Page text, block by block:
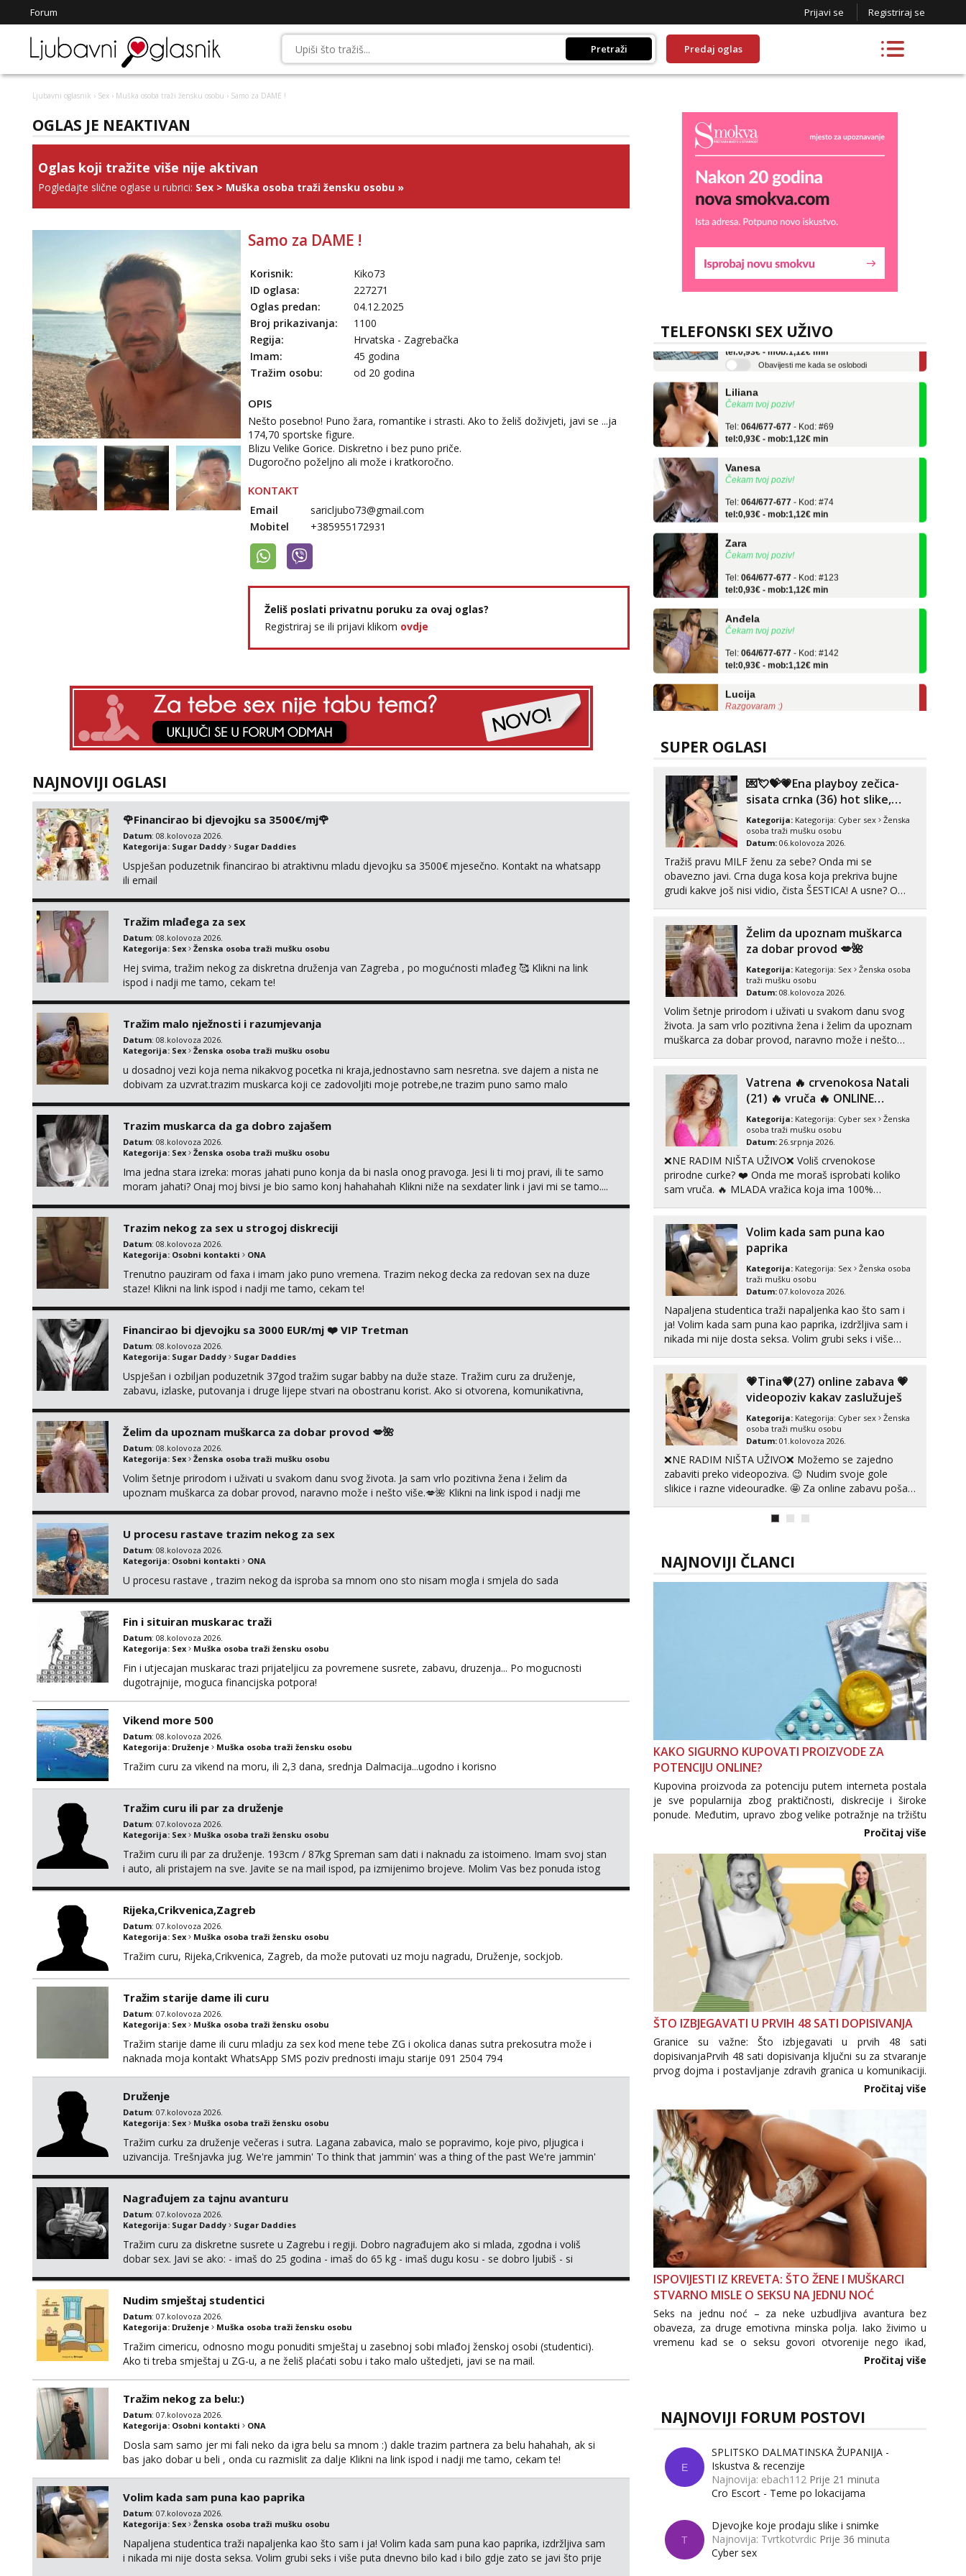
Forum Prijavi se Registriraj se
Pretraži Predaj oglas
Ljubavni oglasnik › Sex › Muška osoba traži žensku osobu › Samo za DAME !
OGLAS JE NEAKTIVAN
Oglas koji tražite više nije aktivan
Pogledajte slične oglase u rubrici: Sex > Muška osoba traži žensku osobu »
Samo za DAME !
Korisnik:
Kiko73
ID oglasa:
227271
Oglas predan:
04.12.2025
Broj prikazivanja:
1100
Regija:
Hrvatska - Zagrebačka
Imam:
45 godina
Tražim osobu:
od 20 godina
OPIS
Nešto posebno! Puno žara, romantike i strasti. Ako to želiš doživjeti, javi se ...ja
174,70 sportske figure.
Blizu Velike Gorice. Diskretno i bez puno priče.
Dugoročno poželjno ali može i kratkoročno.
KONTAKT
Email
saricljubo73@gmail.com
Mobitel
+385955172931
Želiš poslati privatnu poruku za ovaj oglas?
Registriraj se ili prijavi klikom ovdje
NAJNOVIJI OGLASI
🌹Financirao bi djevojku sa 3500€/mj🌹
Datum: 08.kolovoza 2026.
Kategorija: Sugar Daddy Sugar Daddies
Uspješan poduzetnik financirao bi atraktivnu mladu djevojku sa 3500€ mjesečno. Kontakt na whatsapp
ili email
Tražim mlađega za sex
Datum: 08.kolovoza 2026.
Kategorija: Sex Ženska osoba traži mušku osobu
Hej svima, tražim nekog za diskretna druženja van Zagreba , po mogućnosti mlađeg 🥰 Klikni na link
ispod i nadji me tamo, cekam te!
Tražim malo nježnosti i razumjevanja
Datum: 08.kolovoza 2026.
Kategorija: Sex Ženska osoba traži mušku osobu
u dosadnoj vezi koja nema nikakvog pocetka ni kraja,jednostavno sam nesretna. sve dajem a nista ne
dobivam za uzvrat.trazim muskarca koji ce zadovoljiti moje potrebe,ne trazim puno samo malo
Trazim muskarca da ga dobro zajašem
Datum: 08.kolovoza 2026.
Kategorija: Sex Ženska osoba traži mušku osobu
Ima jedna stara izreka: moras jahati puno konja da bi nasla onog pravoga. Jesi li ti moj pravi, ili te samo
moram jahati? Onaj moj bivsi je bio samo konj hahahahah Klikni niže na sexdater link i javi mi se tamo....
Trazim nekog za sex u strogoj diskreciji
Datum: 08.kolovoza 2026.
Kategorija: Osobni kontakti ONA
Trenutno pauziram od faxa i imam jako puno vremena. Trazim nekog decka za redovan sex na duze
staze! Klikni na link ispod i nadji me tamo, cekam te!
Financirao bi djevojku sa 3000 EUR/mj ❤️ VIP Tretman
Datum: 08.kolovoza 2026.
Kategorija: Sugar Daddy Sugar Daddies
Uspješan i ozbiljan poduzetnik 37god tražim sugar babby na duže staze. Tražim curu za druženje,
zabavu, izlaske, putovanja i druge lijepe stvari na obostranu korist. Ako si otvorena, komunikativna,
Želim da upoznam muškarca za dobar provod 💋🌺
Datum: 08.kolovoza 2026.
Kategorija: Sex Ženska osoba traži mušku osobu
Volim šetnje prirodom i uživati u svakom danu svog života. Ja sam vrlo pozitivna žena i želim da
upoznam muškarca za dobar provod, naravno može i nešto više.💋🌺 Klikni na link ispod i nadji me
U procesu rastave trazim nekog za sex
Datum: 08.kolovoza 2026.
Kategorija: Osobni kontakti ONA
U procesu rastave , trazim nekog da isproba sa mnom ono sto nisam mogla i smjela do sada
Fin i situiran muskarac traži
Datum: 08.kolovoza 2026.
Kategorija: Sex Muška osoba traži žensku osobu
Fin i utjecajan muskarac trazi prijateljicu za povremene susrete, zabavu, druzenja... Po mogucnosti
dugotrajnije, moguca financijska potpora!
Vikend more 500
Datum: 08.kolovoza 2026.
Kategorija: Druženje Muška osoba traži žensku osobu
Tražim curu za vikend na moru, ili 2,3 dana, srednja Dalmacija...ugodno i korisno
Tražim curu ili par za druženje
Datum: 07.kolovoza 2026.
Kategorija: Sex Muška osoba traži žensku osobu
Tražim curu ili par za druženje. 193cm / 87kg Spreman sam dati i naknadu za istoimeno. Imam svoj stan
i auto, ali pristajem na sve. Javite se na mail ispod, pa izmijenimo brojeve. Molim Vas bez ponuda istog
Rijeka,Crikvenica,Zagreb
Datum: 07.kolovoza 2026.
Kategorija: Sex Muška osoba traži žensku osobu
Tražim curu, Rijeka,Crikvenica, Zagreb, da može putovati uz moju nagradu, Druženje, sockjob.
Tražim starije dame ili curu
Datum: 07.kolovoza 2026.
Kategorija: Sex Muška osoba traži žensku osobu
Tražim starije dame ili curu mladju za sex kod mene tebe ZG i okolica danas sutra prekosutra može i
naknada moja kontakt WhatsApp SMS poziv prednosti imaju starije 091 2504 794
Druženje
Datum: 07.kolovoza 2026.
Kategorija: Sex Muška osoba traži žensku osobu
Tražim curku za druženje večeras i sutra. Lagana zabavica, malo se popravimo, koje pivo, pljugica i
uzivancija. Trešnjavka jug. We're jammin' To think that jammin' was a thing of the past We're jammin'
Nagrađujem za tajnu avanturu
Datum: 07.kolovoza 2026.
Kategorija: Sugar Daddy Sugar Daddies
Tražim curu za diskretne susrete u Zagrebu i regiji. Dobro nagrađujem ako si mlada, zgodna i voliš
dobar sex. Javi se ako: - imaš do 25 godina - imaš do 65 kg - imaš dugu kosu - se dobro ljubiš - si
Nudim smještaj studentici
Datum: 07.kolovoza 2026.
Kategorija: Druženje Muška osoba traži žensku osobu
Tražim cimericu, odnosno mogu ponuditi smještaj u zasebnoj sobi mlađoj ženskoj osobi (studentici).
Ako ti treba smještaj u ZG-u, a ne želiš plaćati sobu i tako malo uštedjeti, javi se na mail.
Tražim nekog za belu:)
Datum: 07.kolovoza 2026.
Kategorija: Osobni kontakti ONA
Dosla sam samo jer mi fali neko da igra belu sa mnom :) dakle trazim partnera za belu hahahah, ak si
bas jako dobar u beli , onda cu razmislit za dalje Klikni na link ispod i nadji me tamo, cekam te!
Volim kada sam puna kao paprika
Datum: 07.kolovoza 2026.
Kategorija: Sex Ženska osoba traži mušku osobu
Napaljena studentica traži napaljenka kao što sam i ja! Volim kada sam puna kao paprika, izdržljiva sam
i nikada mi nije dosta seksa. Volim grubi seks i više puta dnevno bilo kad i bilo gdje zato se javi što prije
TELEFONSKI SEX UŽIVO
Lucija
Tel: 064/677-677 - Kod: #136
tel:0,93€ - mob:1,12€ min
Obavijesti me kada se oslobodi
Čekam tvoj poziv!
064/677-677
tel:0,93€ - mob:1,12€ min
Čekam tvoj poziv!
064/677-677
tel:0,93€ - mob:1,12€ min
Čekam tvoj poziv!
064/677-677
tel:0,93€ - mob:1,12€ min
Čekam tvoj poziv!
064/677-677
tel:0,93€ - mob:1,12€ min
Razgovaram :)
064/677-677
Čekam tvoj poziv!
Tel: 064/677-677- Kod: #69
Vanesa
Tel:064/677-677- Kod: #74
tel:0,93€ - mob:1,12€ min
Čekam tvoj poziv!
Tel: 064/677-677- Kod: #123
tel:0,93€ - mob:1,12€ min
Anđela
Čekam tvoj poziv!
Tel:064/677-677- Kod: #142
tel:0,93€ - mob:1,12€ min
SUPER OGLASI
💌💘💝💗Ena playboy zečica-
sisata crnka (36) hot slike,
videa i c2c💗
Kategorija: Kategorija: Cyber sex
Ženska
osoba traži mušku osobu
Datum: 06.kolovoza 2026.
Tražiš pravu MILF ženu za sebe? Onda mi se
obavezno javi. Crna duga kosa koja prekriva bujne
grudi kakve još nisi vidio, čista ŠESTICA! A usne? O
nisi vidio. Uvijek sam spremna za ONLOINE zabavu...
Želim da upoznam muškarca
za dobar provod 💋🌺
Kategorija: Kategorija: Sex
Ženska osoba
traži mušku osobu
Datum: 08.kolovoza 2026.
Volim šetnje prirodom i uživati u svakom danu svog
života. Ja sam vrlo pozitivna žena i želim da upoznam
muškarca za dobar provod, naravno može i nešto
Vatrena ‎️‍🔥 crvenokosa Natali
(21) ‎️‍🔥 vruča‎ ️‍🔥 ONLINE
ZABAVA
Kategorija: Kategorija: Cyber sex
Ženska
osoba traži mušku osobu
Datum: 26.srpnja 2026.
❌NE RADIM NIŠTA UŽIVO❌ Voliš crvenokose
prirodne curke? ❤️ Onda me moraš isprobati koliko
sam vruča.‎ ️‍🔥 MLADA vražica koja ima 100%
možeš pranaći nešto po svojoj mjeri. Sexi videa s
kolegica...
Volim kada sam puna kao
paprika
Kategorija: Kategorija: Sex
Ženska osoba
traži mušku osobu
Datum: 07.kolovoza 2026.
Napaljena studentica traži napaljenka kao što sam i
ja! Volim kada sam puna kao paprika, izdržljiva sam i
nikada mi nije dosta seksa. Volim grubi seks i više
cekam te!
💗Tina💗(27) online zabava 💗
videopoziv kakav zaslužuješ
Kategorija: Kategorija: Cyber sex
Ženska
osoba traži mušku osobu
Datum: 01.kolovoza 2026.
❌NE RADIM NIŠTA UŽIVO❌ Možemo se zajedno
zabaviti preko videopoziva. 😉 Nudim svoje gole
slikice i razne videouradke. 🤩 Za online zabavu pošalji
NAJNOVIJI ČLANCI
KAKO SIGURNO KUPOVATI PROIZVODE ZA
POTENCIJU ONLINE?
Kupovina proizvoda za potenciju putem interneta postala
je sve popularnija zbog praktičnosti, diskrecije i široke
ponude. Međutim, upravo zbog velike potražnje na tržištu
se pojavljuju i brojni krivotvoreni proizvodi, nepouzdane
internetske trgovine te proizvodi nepoznatog podrijetla. ...
Pročitaj više
ŠTO IZBJEGAVATI U PRVIH 48 SATI DOPISIVANJA
Granice su važne: Što izbjegavati u prvih 48 sati
dopisivanjaPrvih 48 sati dopisivanja ključni su za stvaranje
prvog dojma i postavljanje zdravih granica u komunikaciji.
Važno je izbjeći prebrzo otkrivanje osobnih ili intimnih
informacija, jer nepoznata osoba još nije zaslužila to
povjerenje. Takođe...
Pročitaj više
ISPOVIJESTI IZ KREVETA: ŠTO ŽENE I MUŠKARCI
STVARNO MISLE O SEKSU NA JEDNU NOĆ
Seks na jednu noć – za neke uzbudljiva avantura bez
obaveza, za druge emotivna minska polja. Iako živimo u
vremenu kad se o seksu govori otvorenije nego ikad,
tema „jedne noći strasti“ i dalje izaziva burne rasprave. Što
Pročitaj više
NAJNOVIJI FORUM POSTOVI
E
SPLITSKO DALMATINSKA ŽUPANIJA -
Iskustva & recenzije
Najnovija: ebach112 Prije 21 minuta
Cro Escort - Teme po lokacijama
T
Djevojke koje prodaju slike i snimke
Najnovija: Tvrtkotvrdic Prije 36 minuta
Cyber sex